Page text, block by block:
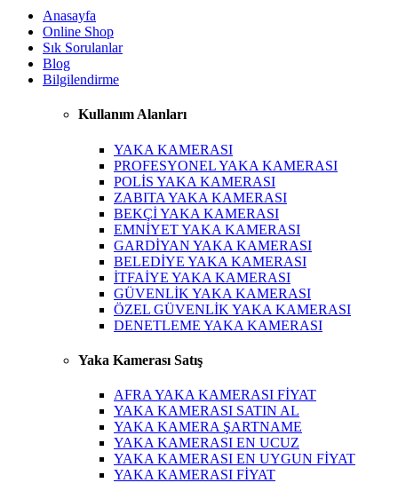
Anasayfa
Online Shop
Sık Sorulanlar
Blog
Bilgilendirme
Kullanım Alanları
YAKA KAMERASI
PROFESYONEL YAKA KAMERASI
POLİS YAKA KAMERASI
ZABITA YAKA KAMERASI
BEKÇİ YAKA KAMERASI
EMNİYET YAKA KAMERASI
GARDİYAN YAKA KAMERASI
BELEDİYE YAKA KAMERASI
İTFAİYE YAKA KAMERASI
GÜVENLİK YAKA KAMERASI
ÖZEL GÜVENLİK YAKA KAMERASI
DENETLEME YAKA KAMERASI
Yaka Kamerası Satış
AFRA YAKA KAMERASI FİYAT
YAKA KAMERASI SATIN AL
YAKA KAMERA ŞARTNAME
YAKA KAMERASI EN UCUZ
YAKA KAMERASI EN UYGUN FİYAT
YAKA KAMERASI FİYAT